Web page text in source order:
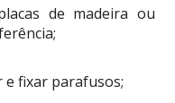
de madeira ou
fixar parafusos;